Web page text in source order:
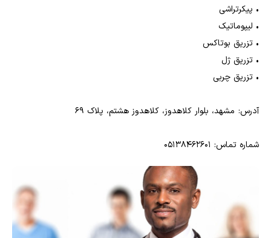
• پیکرتراشی
• لیپوماتیک
• تزریق بوتاکس
• تزریق ژل
• تزریق چربی
آدرس: مشهد، بلوار کلاهدوز، کلاهدوز هشتم، پلاک 69
شماره تماس: 05138462601